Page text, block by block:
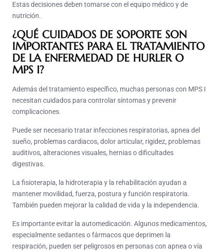
Estas decisiones deben tomarse con el equipo médico y de
nutrición.
¿QUÉ CUIDADOS DE SOPORTE SON
IMPORTANTES PARA EL TRATAMIENTO
DE LA ENFERMEDAD DE HURLER O
MPS I?
Además del tratamiento específico, muchas personas con MPS I
necesitan cuidados para controlar síntomas y prevenir
complicaciones.
Puede ser necesario tratar infecciones respiratorias, apnea del
sueño, problemas cardiacos, dolor articular, rigidez, problemas
auditivos, alteraciones visuales, hernias o dificultades
digestivas.
La fisioterapia, la hidroterapia y la rehabilitación ayudan a
mantener movilidad, fuerza, postura y función respiratoria.
También pueden mejorar la calidad de vida y la independencia.
Es importante evitar la automedicación. Algunos medicamentos,
especialmente sedantes o fármacos que deprimen la
respiración, pueden ser peligrosos en personas con apnea o vía